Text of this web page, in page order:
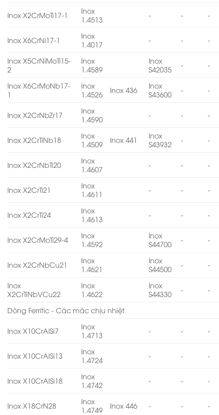
Inox X2CrMoTi17-1
Inox
1.4513
- - -
Inox X6CrNi17-1
Inox
1.4017
- - -
Inox X5CrNiMoTi15-
2
Inox
1.4589
Inox
S42035
- -
Inox X6CrMoNb17-
1
Inox
1.4526
Inox 436
Inox
S43600
- -
Inox X2CrNbZr17
Inox
1.4590
- - -
Inox X2CrTiNb18
Inox
1.4509
Inox 441
Inox
S43932
- -
Inox X2CrNbTi20
Inox
1.4607
- - -
Inox X2CrTi21
Inox
1.4611
- - -
Inox X2CrTi24
Inox
1.4613
- - -
Inox X2CrMoTi29-4
Inox
1.4592
Inox
S44700
- -
Inox X2CrNbCu21
Inox
1.4621
Inox
S44500
- -
Inox
X2CrTiNbVCu22
Inox
1.4622
Inox
S44330
- -
Dòng Ferritic - Các mác chịu nhiệt
Inox X10CrAlSi7
Inox
1.4713
- - -
Inox X10CrAlSi13
Inox
1.4724
- - -
Inox X10CrAlSi18
Inox
1.4742
- - -
Inox X18CrN28
Inox
1.4749
Inox 446 - - -